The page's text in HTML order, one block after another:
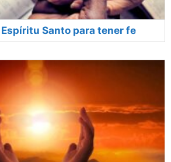
Santo para tener fe